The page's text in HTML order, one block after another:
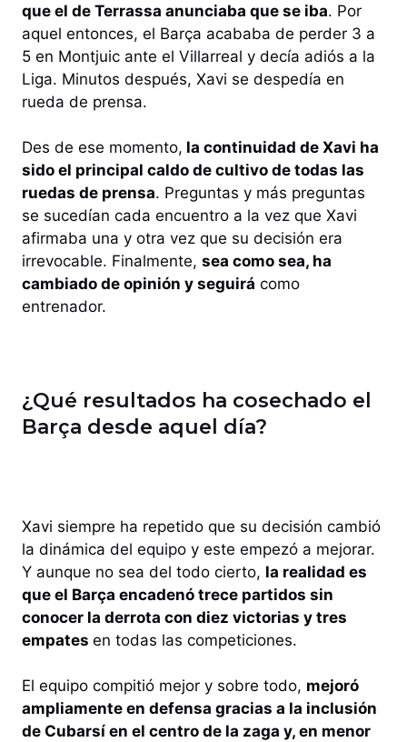
que el de Terrassa anunciaba que se iba. Por
aquel entonces, el Barça acababa de perder 3 a
5 en Montjuic ante el Villarreal y decía adiós a la
Liga. Minutos después, Xavi se despedía en
rueda de prensa.
Des de ese momento, la continuidad de Xavi ha
sido el principal caldo de cultivo de todas las
ruedas de prensa. Preguntas y más preguntas
se sucedían cada encuentro a la vez que Xavi
afirmaba una y otra vez que su decisión era
irrevocable. Finalmente, sea como sea, ha
cambiado de opinión y seguirá como
entrenador.
¿Qué resultados ha cosechado el
Barça desde aquel día?
Xavi siempre ha repetido que su decisión cambió
la dinámica del equipo y este empezó a mejorar.
Y aunque no sea del todo cierto, la realidad es
que el Barça encadenó trece partidos sin
conocer la derrota con diez victorias y tres
empates en todas las competiciones.
El equipo compitió mejor y sobre todo, mejoró
ampliamente en defensa gracias a la inclusión
de Cubarsí en el centro de la zaga y, en menor